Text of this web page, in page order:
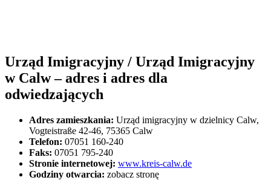
Urząd Imigracyjny / Urząd Imigracyjny
w Calw – adres i adres dla
odwiedzających
Adres zamieszkania: Urząd imigracyjny w dzielnicy Calw,
Vogteistraße 42-46, 75365 Calw
Telefon: 07051 160-240
Faks: 07051 795-240
Stronie internetowej: www.kreis-calw.de
Godziny otwarcia: zobacz stronę